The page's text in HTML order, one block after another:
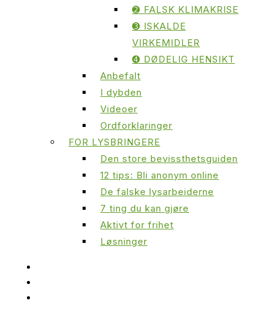
➋ FALSK KLIMAKRISE
➌ ISKALDE
VIRKEMIDLER
➍ DØDELIG HENSIKT
Anbefalt
I dybden
Videoer
Ordforklaringer
FOR LYSBRINGERE
Den store bevissthetsguiden
12 tips: Bli anonym online
De falske lysarbeiderne
7 ting du kan gjøre
Aktivt for frihet
Løsninger